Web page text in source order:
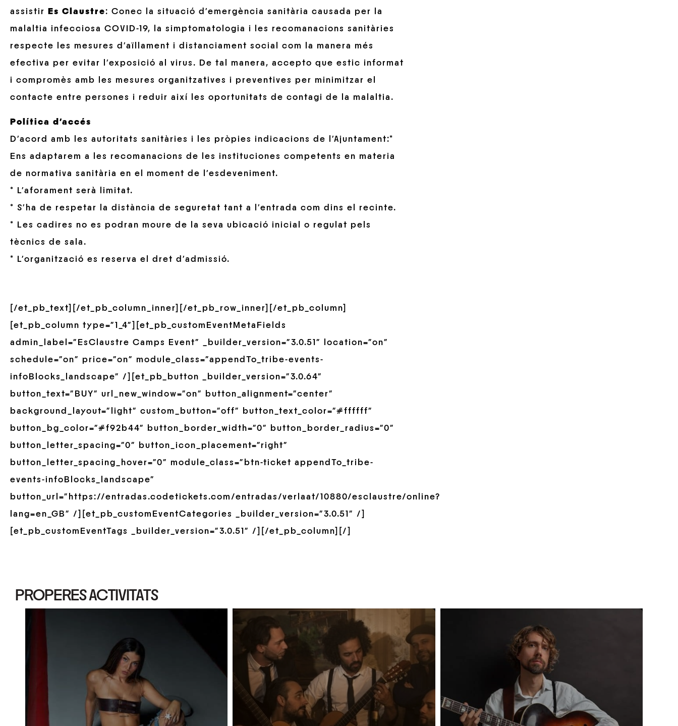
assistir
Es Claustre: Conec la situació d’emergència sanitària causada per la
malaltia infecciosa COVID-19, la simptomatologia i les recomanacions sanitàries
respecte les mesures d’aïllament i distanciament social com la manera més
efectiva per evitar l’exposició al virus. De tal manera, accepto que estic informat
i compromès amb les mesures organitzatives i preventives per minimitzar el
contacte entre persones i reduir així les oportunitats de contagi de la malaltia.
Política d’accés
D’acord amb les autoritats sanitàries i les pròpies indicacions de l’Ajuntament:*
Ens adaptarem a les recomanacions de les instituciones competents en materia
de normativa sanitària en el moment de l’esdeveniment.
* L’aforament serà limitat.
* S’ha de respetar la distància de seguretat tant a l’entrada com dins el recinte.
* Les cadires no es podran moure de la seva ubicació inicial o regulat pels
tècnics de sala.
* L’organització es reserva el dret d’admissió.
[/et_pb_text][/et_pb_column_inner][/et_pb_row_inner][/et_pb_column]
[et_pb_column type=”1_4″][et_pb_customEventMetaFields
admin_label=”EsClaustre Camps Event” _builder_version=”3.0.51″ location=”on”
schedule=”on” price=”on” module_class=”appendTo_tribe-events-
infoBlocks_landscape” /][et_pb_button _builder_version=”3.0.64″
button_text=”BUY” url_new_window=”on” button_alignment=”center”
background_layout=”light” custom_button=”off” button_text_color=”#ffffff”
button_bg_color=”#f92b44″ button_border_width=”0″ button_border_radius=”0″
button_letter_spacing=”0″ button_icon_placement=”right”
button_letter_spacing_hover=”0″ module_class=”btn-ticket appendTo_tribe-
events-infoBlocks_landscape”
button_url=”https://entradas.codetickets.com/entradas/verlaat/10880/esclaustre/online?
lang=en_GB” /][et_pb_customEventCategories _builder_version=”3.0.51″ /]
[et_pb_customEventTags _builder_version=”3.0.51″ /][/et_pb_column][/]
PROPERES ACTIVITATS